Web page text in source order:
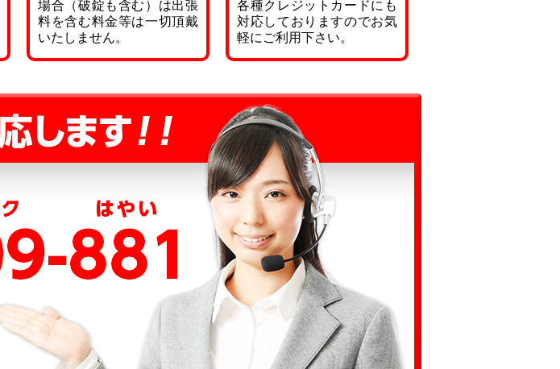
場合（破錠も含む）は出張
料を含む料金等は一切頂戴
いたしません。
各種クレジットカードにも
対応しておりますのでお気
軽にご利用下さい。